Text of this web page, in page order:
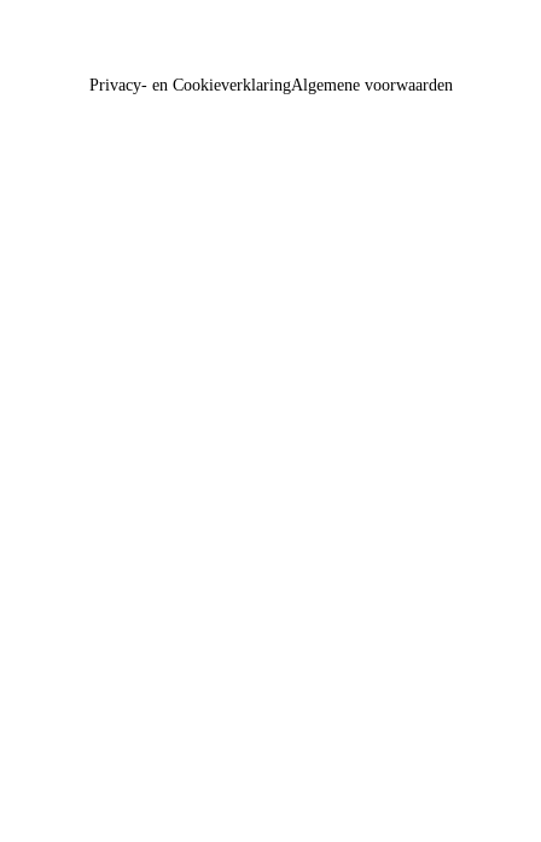
Privacy- en CookieverklaringAlgemene voorwaarden